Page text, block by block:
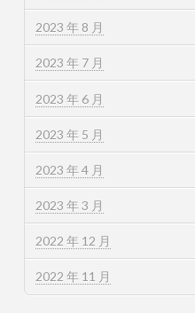
2023 年 8 月
2023 年 7 月
2023 年 6 月
2023 年 5 月
2023 年 4 月
2023 年 3 月
2022 年 12 月
2022 年 11 月